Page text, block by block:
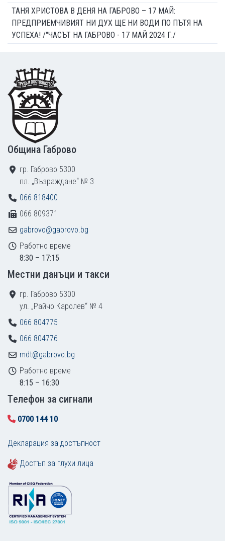
ТАНЯ ХРИСТОВА В ДЕНЯ НА ГАБРОВО – 17 МАЙ:
ПРЕДПРИЕМЧИВИЯТ НИ ДУХ ЩЕ НИ ВОДИ ПО ПЪТЯ НА
УСПЕХА! /"ЧАСЪТ НА ГАБРОВО - 17 МАЙ 2024 Г./
Footer
Община Габрово
гр. Габрово 5300
пл. „Възраждане“ № 3
066 818400
066 809371
gabrovo@gabrovo.bg
Работно време
8:30 – 17:15
Местни данъци и такси
гр. Габрово 5300
ул. „Райчо Каролев“ № 4
066 804775
066 804776
mdt@gabrovo.bg
Работно време
8:15 – 16:30
Tелефон за сигнали
0700 144 10
Декларация за достъпност
Достъп за глухи лица